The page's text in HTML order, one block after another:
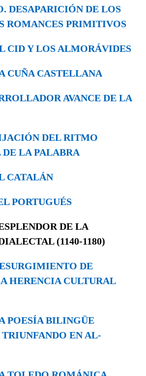
DESAPARICIÓN DE LOS
ROMANCES PRIMITIVOS
CID Y LOS ALMORÁVIDES
CUÑA CASTELLANA
AVANCE DE LA
DEL RITMO
DE LA PALABRA
CATALÁN
PORTUGUÉS
DE LA
(1140-1180)
DE
HERENCIA CULTURAL
POESÍA BILINGÜE
EN AL-